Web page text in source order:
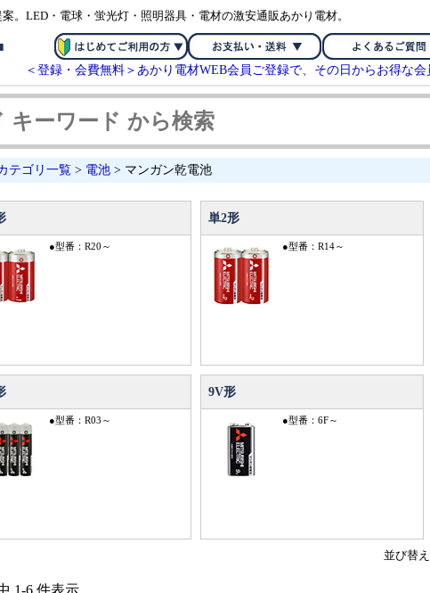
。LED・電球・蛍光灯・照明器具・電材の激安通販あかり電材。
＜登録・会費無料＞あかり電材WEB会員ご登録で、その日からお得な
テゴリ一覧 > 電池 > マンガン乾電池
●型番：R20～
単2形
●型番：R14～
●型番：R03～
9V形
●型番：6F～
並び替え
1-6 件表示